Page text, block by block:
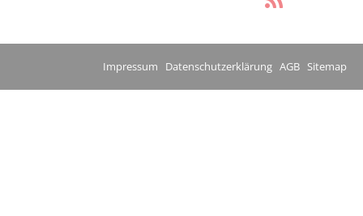
Impressum Datenschutzerklärung AGB Sitemap